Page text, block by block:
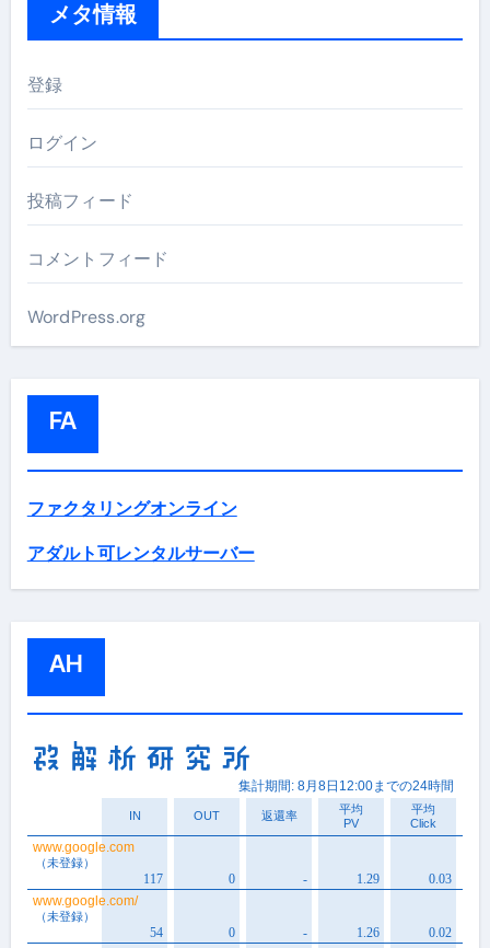
メタ情報
登録
ログイン
投稿フィード
コメントフィード
WordPress.org
FA
ファクタリングオンライン
アダルト可レンタルサーバー
AH